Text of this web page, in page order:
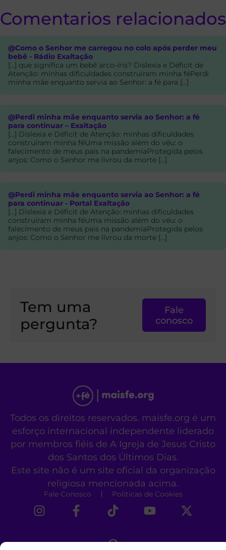
Comentarios relacionados
@Como o Senhor me carregou no colo após perder meu
bebê - Rádio Exaltação
[…] que significa um bebê arco-íris? Dislexia e Déficit de
Atenção: minhas dificuldades construíram minha féPerdi
minha mãe enquanto servia ao Senhor: a fé para […]
@Perdi minha mãe enquanto servia ao Senhor: a fé
para continuar – Exaltação
[…] Dislexia e Déficit de Atenção: minhas dificuldades
construíram minha féUma missão além do véu: o
falecimento de meus pais na pandemiaProtegida pelos
anjos: Como o Senhor me livrou da morte […]
@Perdi minha mãe enquanto servia ao Senhor: a fé
para continuar - Portal Exaltação
[…] Dislexia e Déficit de Atenção: minhas dificuldades
construíram minha féUma missão além do véu: o
falecimento de meus pais na pandemiaProtegida pelos
anjos: Como o Senhor me livrou da morte […]
Tem uma
pergunta?
Fale
conosco
Todos os direitos reservados. maisfe.org é um
esforço internacional independente liderado
por membros fiéis de A Igreja de Jesus Cristo
dos Santos dos Últimos Dias.
Este site não é um site oficial da organização
religiosa mencionada acima.
Fale Conosco Políticas de Cookies